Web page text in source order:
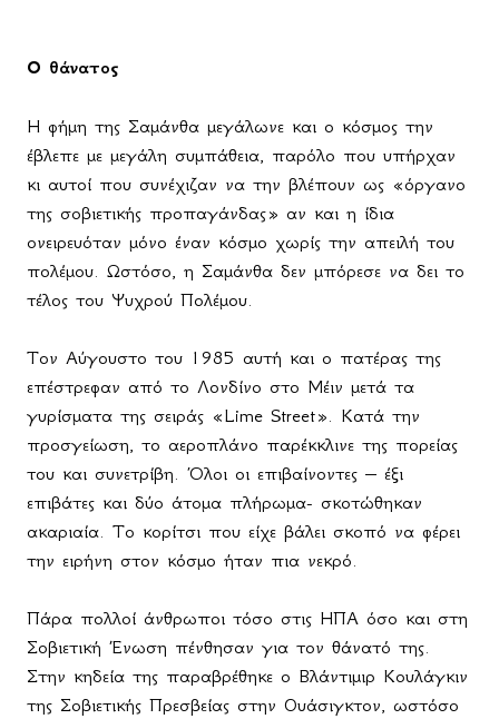
Ο θάνατος
Η φήμη της Σαμάνθα μεγάλωνε και ο κόσμος την
έβλεπε με μεγάλη συμπάθεια, παρόλο που υπήρχαν
κι αυτοί που συνέχιζαν να την βλέπουν ως «όργανο
της σοβιετικής προπαγάνδας» αν και η ίδια
ονειρευόταν μόνο έναν κόσμο χωρίς την απειλή του
πολέμου. Ωστόσο, η Σαμάνθα δεν μπόρεσε να δει το
τέλος του Ψυχρού Πολέμου.
Τον Αύγουστο του 1985 αυτή και ο πατέρας της
επέστρεφαν από το Λονδίνο στο Μέιν μετά τα
γυρίσματα της σειράς «Lime Street». Κατά την
προσγείωση, το αεροπλάνο παρέκκλινε της πορείας
του και συνετρίβη. Όλοι οι επιβαίνοντες – έξι
επιβάτες και δύο άτομα πλήρωμα- σκοτώθηκαν
ακαριαία. Το κορίτσι που είχε βάλει σκοπό να φέρει
την ειρήνη στον κόσμο ήταν πια νεκρό.
Πάρα πολλοί άνθρωποι τόσο στις ΗΠΑ όσο και στη
Σοβιετική Ένωση πένθησαν για τον θάνατό της.
Στην κηδεία της παραβρέθηκε ο Βλάντιμιρ Κουλάγκιν
της Σοβιετικής Πρεσβείας στην Ουάσιγκτον, ωστόσο